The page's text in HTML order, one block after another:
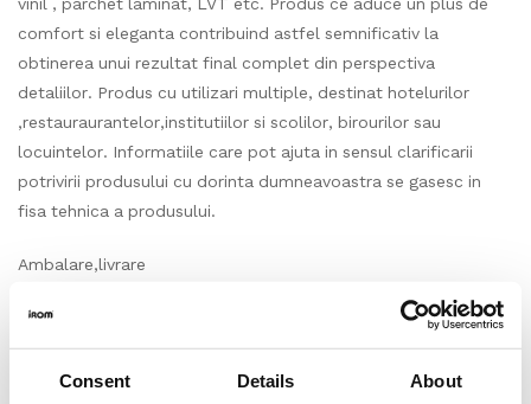
Consent Details About
vinil , parchet laminat, LVT etc. Produs ce aduce un plus de
comfort si eleganta contribuind astfel semnificativ la
obtinerea unui rezultat final complet din perspectiva
detaliilor. Produs cu utilizari multiple, destinat hotelurilor
,restauraurantelor,institutiilor si scolilor, birourilor sau
locuintelor. Informatiile care pot ajuta in sensul clarificarii
potrivirii produsului cu dorinta dumneavoastra se gasesc in
fisa tehnica a produsului.
Ambalare,livrare
Accesoriu produs si impachetat la bucata, cantitate standard
pe bucata (ml/buc) conform prezentarii produsului pe
site. Produs vandut la bucata, conform modului in care se